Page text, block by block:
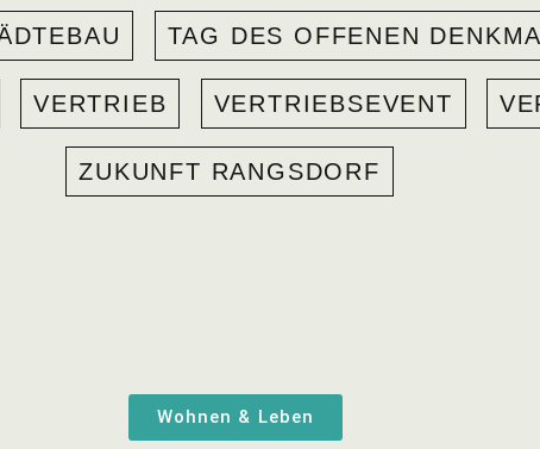
TAG DES OFFENEN
VERTRIEB VERTRIEBSEVENT
ZUKUNFT RANGSDORF
Wohnen & Leben